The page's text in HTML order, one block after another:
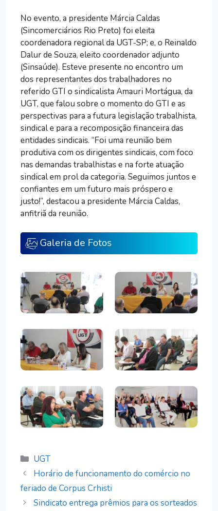
No evento, a presidente Márcia Caldas
(Sincomerciários Rio Preto) foi eleita
coordenadora regional da UGT-SP; e, o Reinaldo
Dalur de Souza, eleito coordenador adjunto
(Sinsaúde). Esteve presente no encontro um
dos representantes dos trabalhadores no
referido GTI o sindicalista Amauri Mortágua, da
UGT, que falou sobre o momento do GTI e as
perspectivas para a futura legislação trabalhista,
sindical e para a recomposição financeira das
entidades sindicais. “Foi uma reunião bem
produtiva com os dirigentes sindicais, com foco
nas demandas trabalhistas e na forte atuação
sindical em prol da categoria. Seguimos juntos e
confiantes em um futuro mais próspero e
justo!”, destacou a presidente Márcia Caldas,
anfitriã da reunião.
Galeria de Fotos
Categorias
UGT
Horário de funcionamento do comércio no
feriado de Corpus Crhisti
Sindicato entrega prêmios para os sorteados